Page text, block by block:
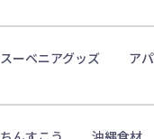
スーベニアグッズ ア